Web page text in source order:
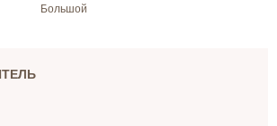
Большой